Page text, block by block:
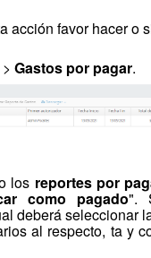
acción favor hacer o
> Gastos por pagar.
los reportes por
como pagado".
deberá seleccionar
al respecto, ta y